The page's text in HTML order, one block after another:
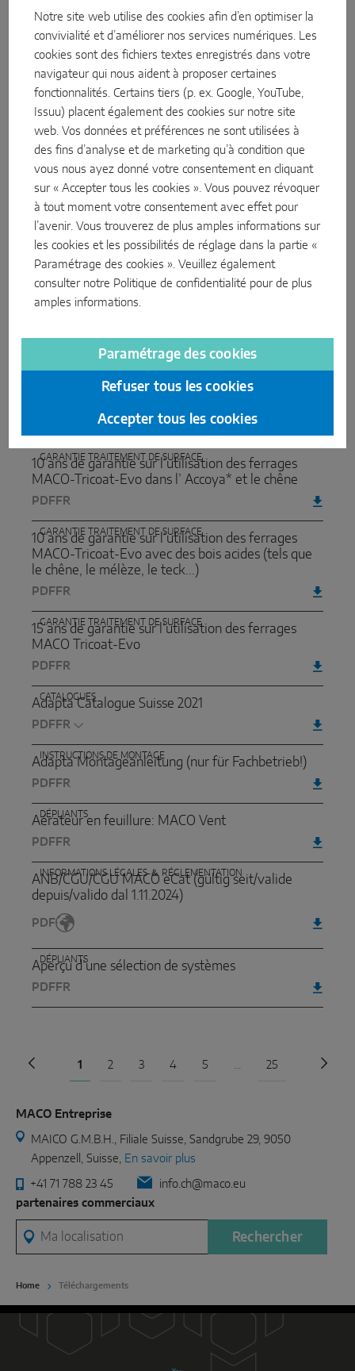
DÉCLARATION DE CONFORMITÉ UE
LOGICIELS
INFORMATION SUR L'ÉVÉNEMENT FAQ
INSTRUCTIONS DE MONTAGE
INSTINCT by MACO – Systemmappe Deceuninck
Thermo Fibra 76 (nur für Fachbetrieb!)
PDF FR
DÉPLIANTS
Poignées MACO Emotion pour frappe et porte
PDFFR
GARANTIE TRAITEMENT DE SURFACE
10 anni di garanzia sulle superfici dei meccanismi
GARANTIES DE FONCTIONNEMENT
10 ans de garantie de fonctionnement pour une
GARANTIE TRAITEMENT DE SURFACE
10 ans de garantie sur l’utilisation des ferrages
MACO-Tricoat-Evo dans l’ Accoya* et le chêne
PDF FR
GARANTIE TRAITEMENT DE SURFACE
10 ans de garantie sur l’utilisation des ferrages
MACO-Tricoat-Evo avec des bois acides (tels que
le chêne, le mélèze, le teck...)
PDF FR
GARANTIE TRAITEMENT DE SURFACE
15 ans de garantie sur l’utilisation des ferrages
MACO Tricoat-Evo
PDF FR
CATALOGUES
Adapta Catalogue Suisse 2021
PDF
INSTRUCTIONS DE MONTAGE
Adapta Montageanleitung (nur für Fachbetrieb!)
PDF FR
DÉPLIANTS
Aérateur en feuillure: MACO Vent
PDF FR
INFORMATIONS LÉGALES ＆ RÉGLEMENTATION
ANB/CGU/CGU MACO eCat (gültig seit/valide
depuis/valido dal 1.11.2024)
PDF
DÉPLIANTS
Aperçu d’une sélection de systèmes
PDF FR
Page précédente
1 2 3 4 5 ... 25
MACO Entreprise
MAICO G.M.B.H., Filiale Suisse, Sandgrube 29, 9050
Appenzell, Suisse, En savoir plus
+41 71 788 23 45
info.ch@maco.eu
partenaires commerciaux
Ma localisation
Rechercher
Home Téléchargements
Notre site web utilise des cookies afin d’en optimiser la
convivialité et d’améliorer nos services numériques. Les
cookies sont des fichiers textes enregistrés dans votre
navigateur qui nous aident à proposer certaines
fonctionnalités. Certains tiers (p. ex. Google, YouTube,
Issuu) placent également des cookies sur notre site
web. Vos données et préférences ne sont utilisées à
des fins d’analyse et de marketing qu’à condition que
vous nous ayez donné votre consentement en cliquant
sur « Accepter tous les cookies ». Vous pouvez révoquer
à tout moment votre consentement avec effet pour
l’avenir. Vous trouverez de plus amples informations sur
les cookies et les possibilités de réglage dans la partie «
Paramétrage des cookies ». Veuillez également
consulter notre Politique de confidentialité pour de plus
amples informations.
Paramétrage des cookies
Refuser tous les cookies
Accepter tous les cookies